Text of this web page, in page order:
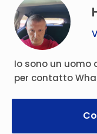
Io sono un uomo
per contatto